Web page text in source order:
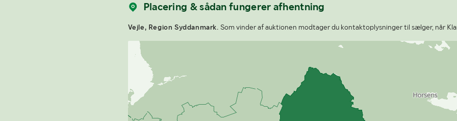
Placering & sådan fungerer afhentning
Vejle, Region Syddanmark. Som vinder af auktionen modtager du kontaktoplysninger til sælger, når